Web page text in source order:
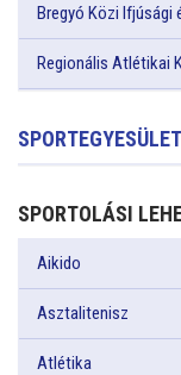
Bregyó Közi Ifjúsági
Regionális Atlétikai
SPORTOLÁSI
Aikido
Asztalitenisz
Atlétika